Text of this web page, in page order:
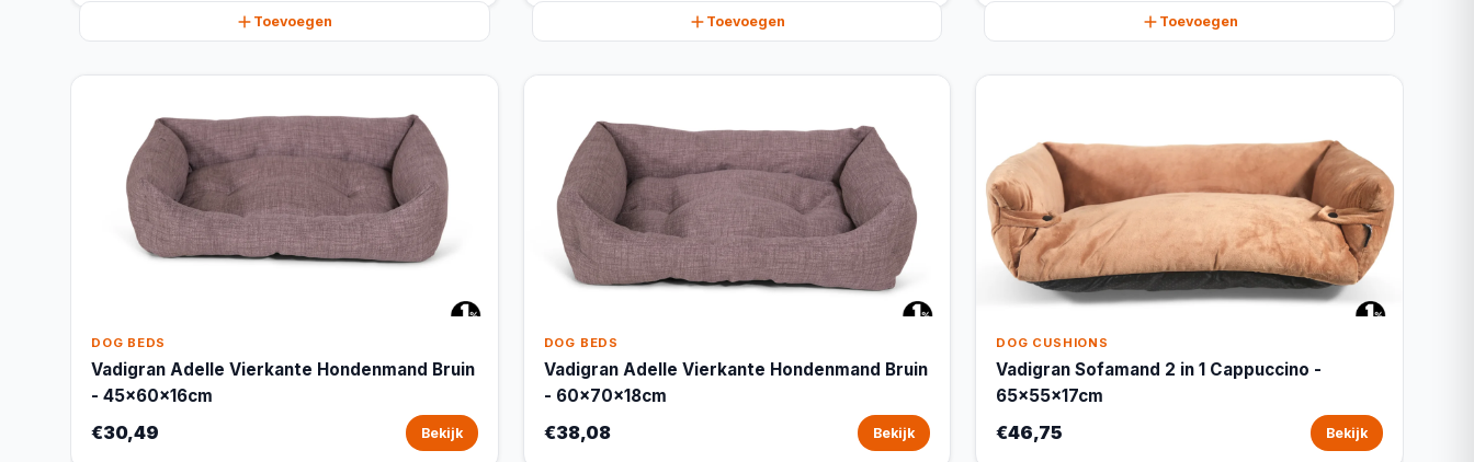
Toevoegen Toevoegen Toevoegen
DOG BEDS
Vadigran Adelle Vierkante Hondenmand Bruin
- 45x60x16cm
€30,49 Bekijk
DOG BEDS
Vadigran Adelle Vierkante Hondenmand Bruin
- 60x70x18cm
€38,08 Bekijk
DOG CUSHIONS
Vadigran Sofamand 2 in 1 Cappuccino -
65x55x17cm
€46,75 Bekijk